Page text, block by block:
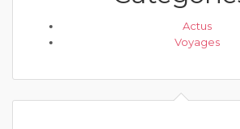
Actus
Voyages